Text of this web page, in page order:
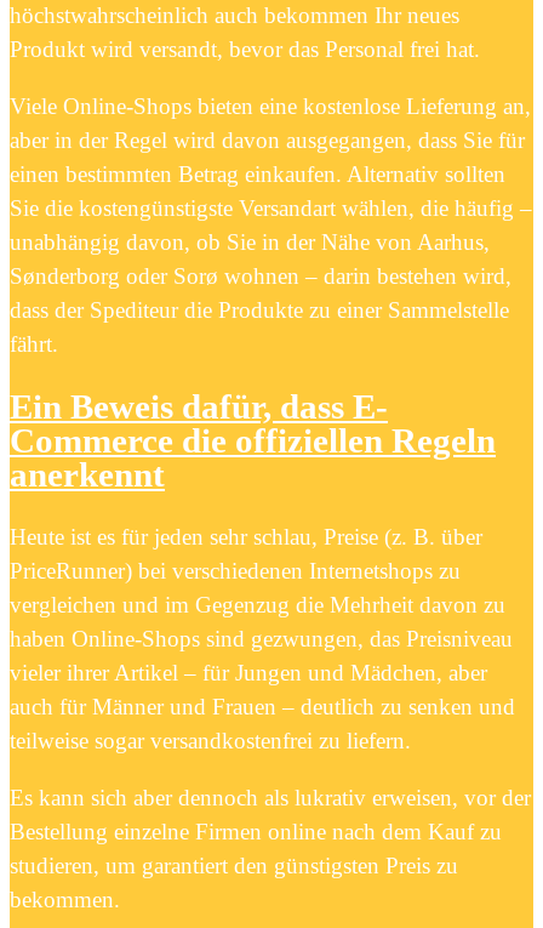
höchstwahrscheinlich auch bekommen Ihr neues
Produkt wird versandt, bevor das Personal frei hat.
Viele Online-Shops bieten eine kostenlose Lieferung an,
aber in der Regel wird davon ausgegangen, dass Sie für
einen bestimmten Betrag einkaufen. Alternativ sollten
Sie die kostengünstigste Versandart wählen, die häufig –
unabhängig davon, ob Sie in der Nähe von Aarhus,
Sønderborg oder Sorø wohnen – darin bestehen wird,
dass der Spediteur die Produkte zu einer Sammelstelle
fährt.
Ein Beweis dafür, dass E-
Commerce die offiziellen Regeln
anerkennt
Heute ist es für jeden sehr schlau, Preise (z. B. über
PriceRunner) bei verschiedenen Internetshops zu
vergleichen und im Gegenzug die Mehrheit davon zu
haben Online-Shops sind gezwungen, das Preisniveau
vieler ihrer Artikel – für Jungen und Mädchen, aber
auch für Männer und Frauen – deutlich zu senken und
teilweise sogar versandkostenfrei zu liefern.
Es kann sich aber dennoch als lukrativ erweisen, vor der
Bestellung einzelne Firmen online nach dem Kauf zu
studieren, um garantiert den günstigsten Preis zu
bekommen.